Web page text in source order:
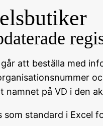
att beställa med
namnet på VD i den
som standard i Excel